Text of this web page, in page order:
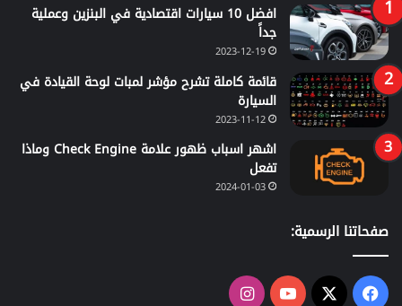
افضل 10 سيارات اقتصادية في البنزين وعملية
جداً
2023-12-19
قائمة كاملة تشرح مؤشر لمبات لوحة القيادة في
السيارة
2023-11-12
اشهر اسباب ظهور علامة Check Engine وماذا
تفعل
2024-01-03
صفحاتنا الرسمية:
فيسبوك
‫X
‫YouTubeانستقرام